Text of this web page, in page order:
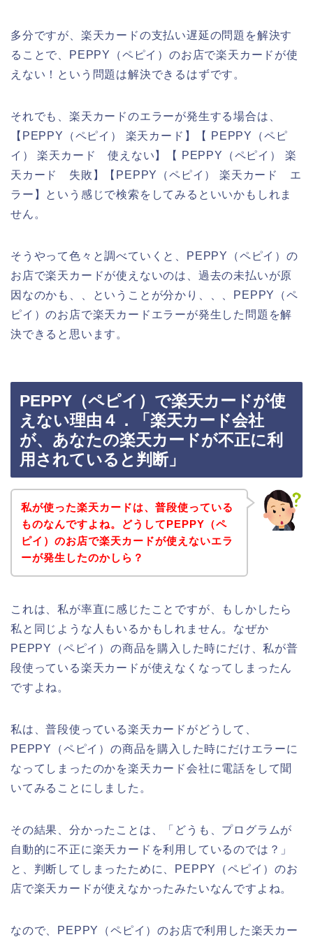
多分ですが、楽天カードの支払い遅延の問題を解決す
ることで、PEPPY（ペピイ）のお店で楽天カードが使
えない！という問題は解決できるはずです。
それでも、楽天カードのエラーが発生する場合は、
【PEPPY（ペピイ） 楽天カード】【 PEPPY（ペピ
イ） 楽天カード 使えない】【 PEPPY（ペピイ） 楽
天カード 失敗】【PEPPY（ペピイ） 楽天カード エ
ラー】という感じで検索をしてみるといいかもしれま
せん。
そうやって色々と調べていくと、PEPPY（ペピイ）の
お店で楽天カードが使えないのは、過去の未払いが原
因なのかも、、ということが分かり、、、PEPPY（ペ
ピイ）のお店で楽天カードエラーが発生した問題を解
決できると思います。
PEPPY（ペピイ）で楽天カードが使
えない理由４．「楽天カード会社
が、あなたの楽天カードが不正に利
用されていると判断」
私が使った楽天カードは、普段使っている
ものなんですよね。どうしてPEPPY（ペ
ピイ）のお店で楽天カードが使えないエラ
ーが発生したのかしら？
これは、私が率直に感じたことですが、もしかしたら
私と同じような人もいるかもしれません。なぜか
PEPPY（ペピイ）の商品を購入した時にだけ、私が普
段使っている楽天カードが使えなくなってしまったん
ですよね。
私は、普段使っている楽天カードがどうして、
PEPPY（ペピイ）の商品を購入した時にだけエラーに
なってしまったのかを楽天カード会社に電話をして聞
いてみることにしました。
その結果、分かったことは、「どうも、プログラムが
自動的に不正に楽天カードを利用しているのでは？」
と、判断してしまったために、PEPPY（ペピイ）のお
店で楽天カードが使えなかったみたいなんですよね。
なので、PEPPY（ペピイ）のお店で利用した楽天カー